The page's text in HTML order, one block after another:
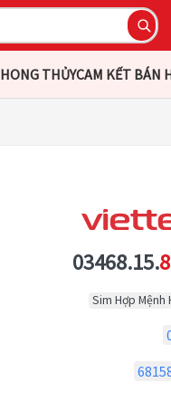
THỦYCAM KẾT BÁN
03468.15.
Sim Hợp Mệnh